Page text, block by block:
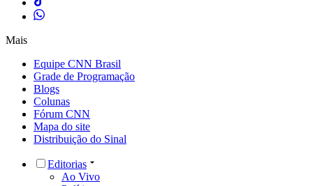
Mais
Equipe CNN Brasil
Grade de Programação
Blogs
Colunas
Fórum CNN
Mapa do site
Distribuição do Sinal
Editorias
Ao Vivo